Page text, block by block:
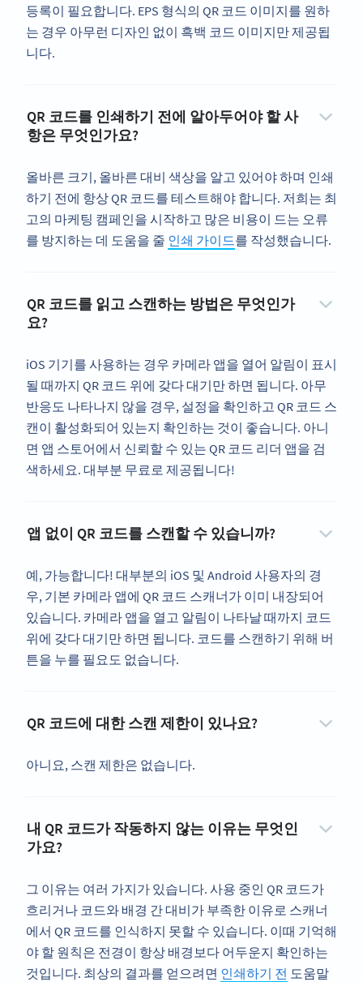
등록이 필요합니다. EPS 형식의 QR 코드 이미지를 원하
는 경우 아무런 디자인 없이 흑백 코드 이미지만 제공됩
니다.
QR 코드를 인쇄하기 전에 알아두어야 할 사
항은 무엇인가요?
올바른 크기, 올바른 대비 색상을 알고 있어야 하며 인쇄
하기 전에 항상 QR 코드를 테스트해야 합니다. 저희는 최
고의 마케팅 캠페인을 시작하고 많은 비용이 드는 오류
를 방지하는 데 도움을 줄 인쇄 가이드를 작성했습니다.
QR 코드를 읽고 스캔하는 방법은 무엇인가
요?
iOS 기기를 사용하는 경우 카메라 앱을 열어 알림이 표시
될 때까지 QR 코드 위에 갖다 대기만 하면 됩니다. 아무
반응도 나타나지 않을 경우, 설정을 확인하고 QR 코드 스
캔이 활성화되어 있는지 확인하는 것이 좋습니다. 아니
면 앱 스토어에서 신뢰할 수 있는 QR 코드 리더 앱을 검
색하세요. 대부분 무료로 제공됩니다!
앱 없이 QR 코드를 스캔할 수 있습니까?
예, 가능합니다! 대부분의 iOS 및 Android 사용자의 경
우, 기본 카메라 앱에 QR 코드 스캐너가 이미 내장되어
있습니다. 카메라 앱을 열고 알림이 나타날 때까지 코드
위에 갖다 대기만 하면 됩니다. 코드를 스캔하기 위해 버
튼을 누를 필요도 없습니다.
QR 코드에 대한 스캔 제한이 있나요?
아니요, 스캔 제한은 없습니다.
내 QR 코드가 작동하지 않는 이유는 무엇인
가요?
그 이유는 여러 가지가 있습니다. 사용 중인 QR 코드가
흐리거나 코드와 배경 간 대비가 부족한 이유로 스캐너
에서 QR 코드를 인식하지 못할 수 있습니다. 이때 기억해
야 할 원칙은 전경이 항상 배경보다 어두운지 확인하는
것입니다. 최상의 결과를 얻으려면 인쇄하기 전 도움말